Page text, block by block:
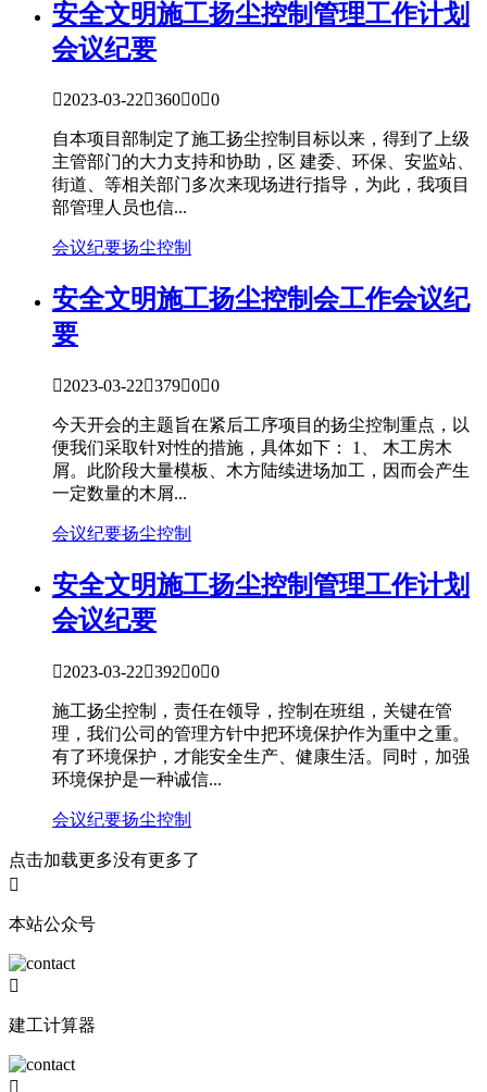
安全文明施工扬尘控制管理工作计划
会议纪要
2023-03-2236000
自本项目部制定了施工扬尘控制目标以来，得到了上级
主管部门的大力支持和协助，区 建委、环保、安监站、
街道、等相关部门多次来现场进行指导，为此，我项目
部管理人员也信...
会议纪要扬尘控制
安全文明施工扬尘控制会工作会议纪
要
2023-03-2237900
今天开会的主题旨在紧后工序项目的扬尘控制重点，以
便我们采取针对性的措施，具体如下： 1、 木工房木
屑。此阶段大量模板、木方陆续进场加工，因而会产生
一定数量的木屑...
会议纪要扬尘控制
安全文明施工扬尘控制管理工作计划
会议纪要
2023-03-2239200
施工扬尘控制，责任在领导，控制在班组，关键在管
理，我们公司的管理方针中把环境保护作为重中之重。
有了环境保护，才能安全生产、健康生活。同时，加强
环境保护是一种诚信...
会议纪要扬尘控制
点击加载更多没有更多了

本站公众号

建工计算器
